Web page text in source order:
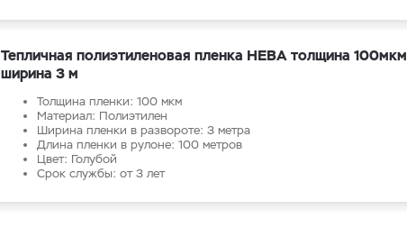
Тепличная полиэтиленовая пленка НЕВА толщина 100мкм
ширина 3 м
Толщина пленки: 100 мкм
Материал: Полиэтилен
Ширина пленки в развороте: 3 метра
Длина пленки в рулоне: 100 метров
Цвет: Голубой
Срок службы: от 3 лет